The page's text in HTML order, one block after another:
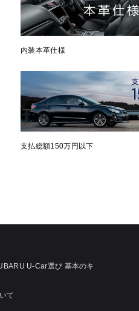
内装本革仕様
支払総額150万円以下
U-Car選び 基本のキ
て